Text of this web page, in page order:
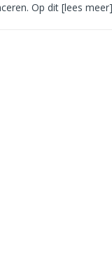
Op dit [lees meer]